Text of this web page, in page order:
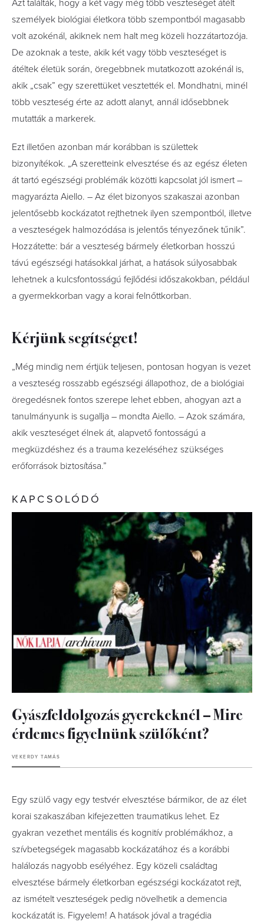
Azt találták, hogy a két vagy még több veszteséget átélt
személyek biológiai életkora több szempontból magasabb
volt azokénál, akiknek nem halt meg közeli hozzátartozója.
De azoknak a teste, akik két vagy több veszteséget is
átéltek életük során, öregebbnek mutatkozott azokénál is,
akik „csak” egy szerettüket vesztették el. Mondhatni, minél
több veszteség érte az adott alanyt, annál idősebbnek
mutatták a markerek.
Ezt illetően azonban már korábban is születtek
bizonyítékok. „A szeretteink elvesztése és az egész életen
át tartó egészségi problémák közötti kapcsolat jól ismert –
magyarázta Aiello. – Az élet bizonyos szakaszai azonban
jelentősebb kockázatot rejthetnek ilyen szempontból, illetve
a veszteségek halmozódása is jelentős tényezőnek tűnik”.
Hozzátette: bár a veszteség bármely életkorban hosszú
távú egészségi hatásokkal járhat, a hatások súlyosabbak
lehetnek a kulcsfontosságú fejlődési időszakokban, például
a gyermekkorban vagy a korai felnőttkorban.
Kérjünk segítséget!
„Még mindig nem értjük teljesen, pontosan hogyan is vezet
a veszteség rosszabb egészségi állapothoz, de a biológiai
öregedésnek fontos szerepe lehet ebben, ahogyan azt a
tanulmányunk is sugallja – mondta Aiello. – Azok számára,
akik veszteséget élnek át, alapvető fontosságú a
megküzdéshez és a trauma kezeléséhez szükséges
erőforrások biztosítása.”
KAPCSOLÓDÓ
Gyászfeldolgozás gyerekeknél – Mire
érdemes figyelnünk szülőként?
VEKERDY TAMÁS
Egy szülő vagy egy testvér elvesztése bármikor, de az élet
korai szakaszában kifejezetten traumatikus lehet. Ez
gyakran vezethet mentális és kognitív problémákhoz, a
szívbetegségek magasabb kockázatához és a korábbi
halálozás nagyobb esélyéhez. Egy közeli családtag
elvesztése bármely életkorban egészségi kockázatot rejt,
az ismételt veszteségek pedig növelhetik a demencia
kockázatát is. Figyelem! A hatások jóval a tragédia